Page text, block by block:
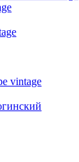
vintage